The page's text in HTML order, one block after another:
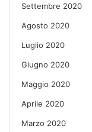
Settembre 2020
Agosto 2020
Luglio 2020
Giugno 2020
Maggio 2020
Aprile 2020
Marzo 2020